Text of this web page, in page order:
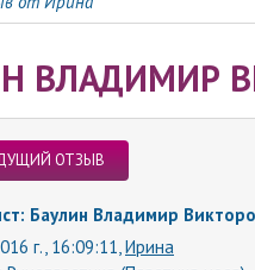
ВЛАДИМИР
ОТЗЫВ
Баулин Владимир
г., 16:09:11, Ирина